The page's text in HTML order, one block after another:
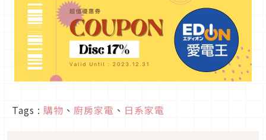
Tags : 購物 、 廚房家電 、 日系家電